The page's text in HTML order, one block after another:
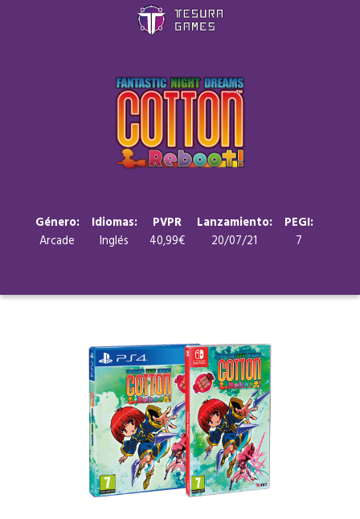
Género:
Arcade
Idiomas:
Inglés
PVPR
40,99€
Lanzamiento:
20/07/21
PEGI:
7
Juegos
Store
Blog
Contacto
Idiomas: